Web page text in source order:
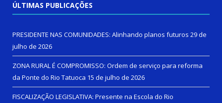
ÚLTIMAS PUBLICAÇÕES
PRESIDENTE NAS COMUNIDADES: Alinhando planos futuros 29 de
julho de 2026
ZONA RURAL É COMPROMISSO: Ordem de serviço para reforma
da Ponte do Rio Tatuoca 15 de julho de 2026
FISCALIZAÇÃO LEGISLATIVA: Presente na Escola do Rio